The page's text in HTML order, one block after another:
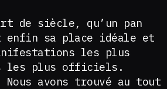
de siècle, qu’un pan
enfin sa place idéale et
les plus
les plus officiels.
Nous avons trouvé au tout